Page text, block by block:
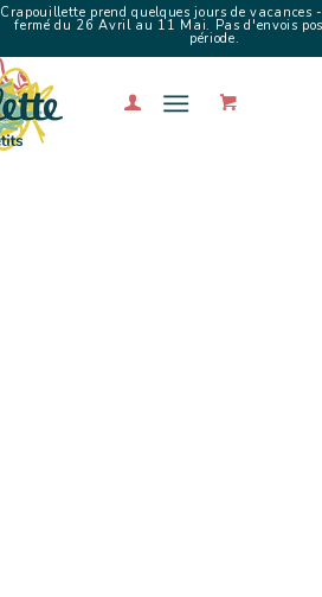
Crapouillette prend quelques jours de vacances
fermé du 26 Avril au 11 Mai. Pas d'envois
période.